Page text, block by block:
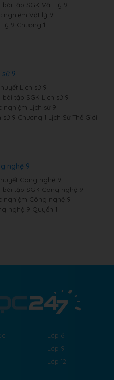
bài tập SGK Vật Lý 9
nghiệm Vật lý 9
Lý 9 Chương 1
sử 9
Lịch sử 9
bài tập SGK Lịch sử 9
nghiệm Lịch sử 9
sử 9 Chương 1 Lịch Sử Thế Giới
nghệ 9
Công nghệ 9
bài tập SGK Công nghệ 9
nghiệm Công nghệ 9
nghệ 9 Quyển 1
Lớp 6
Lớp 9
Lớp 12